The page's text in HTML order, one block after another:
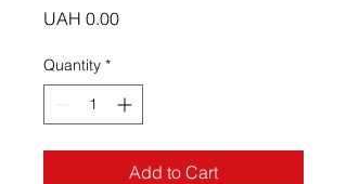
UAH 0.00Price
Quantity *
Add to Cart